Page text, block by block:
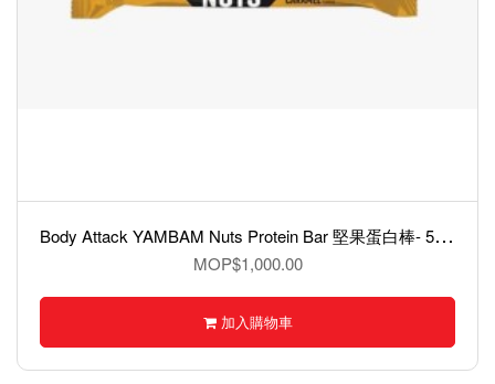
B
ody Attack YAMBAM Nuts Protein Bar 堅果蛋白棒- 55克
MOP$1,000.00
加入購物車